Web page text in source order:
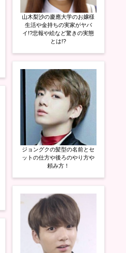
山木梨沙の慶應大学のお嬢様
生活や金持ちの実家がヤバ
イ!?悲報や絵など驚きの実態
とは!?
ジョングクの髪型の名前とセ
ットの仕方や後ろのやり方や
頼み方！